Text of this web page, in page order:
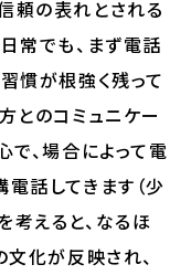
頼の表れとされる
常でも、まず電話
慣が根強く残って
とのコミュニケー
で、場合によって電
話してきます（少
えると、なるほ
文化が反映され、